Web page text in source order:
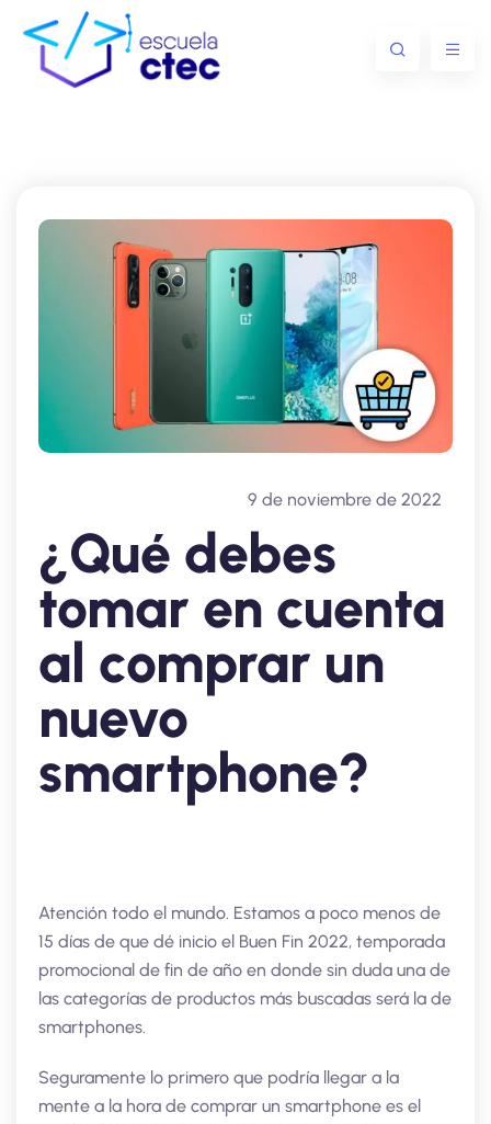
9 de noviembre de 2022
¿Qué debes
tomar en cuenta
al comprar un
nuevo
smartphone?
Atención todo el mundo. Estamos a poco menos de
15 días de que dé inicio el Buen Fin 2022, temporada
promocional de fin de año en donde sin duda una de
las categorías de productos más buscadas será la de
smartphones.
Seguramente lo primero que podría llegar a la
mente a la hora de comprar un smartphone es el